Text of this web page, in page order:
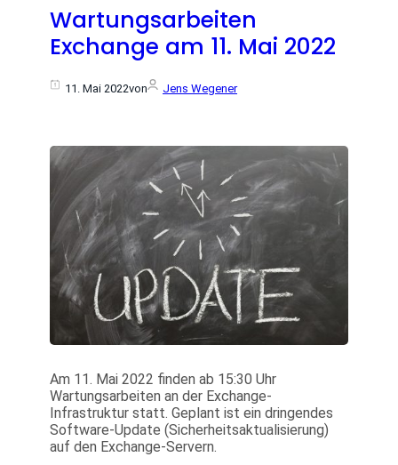
Wartungsarbeiten
Exchange am 11. Mai 2022
11. Mai 2022von Jens Wegener
Am 11. Mai 2022 finden ab 15:30 Uhr
Wartungsarbeiten an der Exchange-
Infrastruktur statt. Geplant ist ein dringendes
Software-Update (Sicherheitsaktualisierung)
auf den Exchange-Servern.